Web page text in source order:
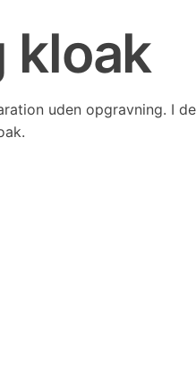
kloak
uden opgravning. I